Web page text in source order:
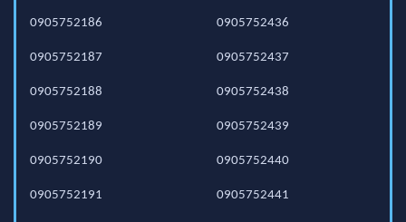
0905752186
0905752187
0905752188
0905752189
0905752190
0905752191
0905752436
0905752437
0905752438
0905752439
0905752440
0905752441